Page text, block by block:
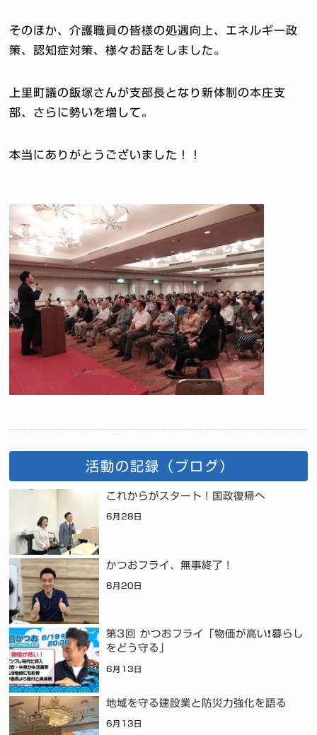
そのほか、介護職員の皆様の処遇向上、エネルギー政
策、認知症対策、様々お話をしました。
上里町議の飯塚さんが支部長となり新体制の本庄支
部、さらに勢いを増して。
本当にありがとうございました！！
活動の記録（ブログ）
これからがスタート！国政復帰へ
6月28日
かつおフライ、無事終了！
6月20日
第3回 かつおフライ「物価が高い❗暮らし
をどう守る」
6月13日
地域を守る建設業と防災力強化を語る
6月13日